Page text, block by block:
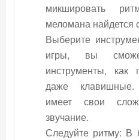
микшировать
меломана найдется
Выберите
игры, вы
инструменты, как
даже
имеет свои
звучание.
Следуйте ритму: В